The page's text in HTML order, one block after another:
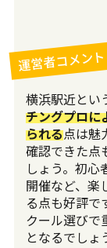
運営者コメント
横浜駅近とい
チングプロに
られる点は魅
確認できた点
しょう。初心
開催など、楽
る点も好評で
クール選びで
となるでしょ